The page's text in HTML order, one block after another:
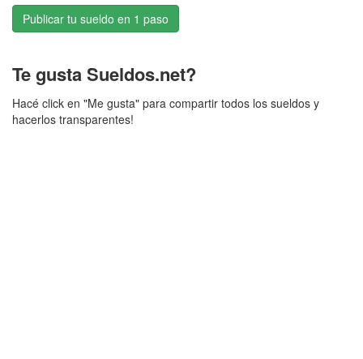
Publicar tu sueldo en 1 paso
Te gusta Sueldos.net?
Hacé click en "Me gusta" para compartir todos los sueldos y
hacerlos transparentes!